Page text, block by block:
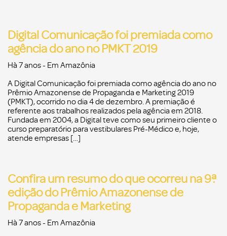
Digital Comunicação foi premiada como
agência do ano no PMKT 2019
Hà 7 anos- Em Amazônia
A Digital Comunicação foi premiada como agência do ano no
Prêmio Amazonense de Propaganda e Marketing 2019
(PMKT), ocorrido no dia 4 de dezembro. A premiação é
referente aos trabalhos realizados pela agência em 2018.
Fundada em 2004, a Digital teve como seu primeiro cliente o
curso preparatório para vestibulares Pré-Médico e, hoje,
atende empresas […]
Confira um resumo do que ocorreu na 9ª
edição do Prêmio Amazonense de
Propaganda e Marketing
Hà 7 anos- Em Amazônia